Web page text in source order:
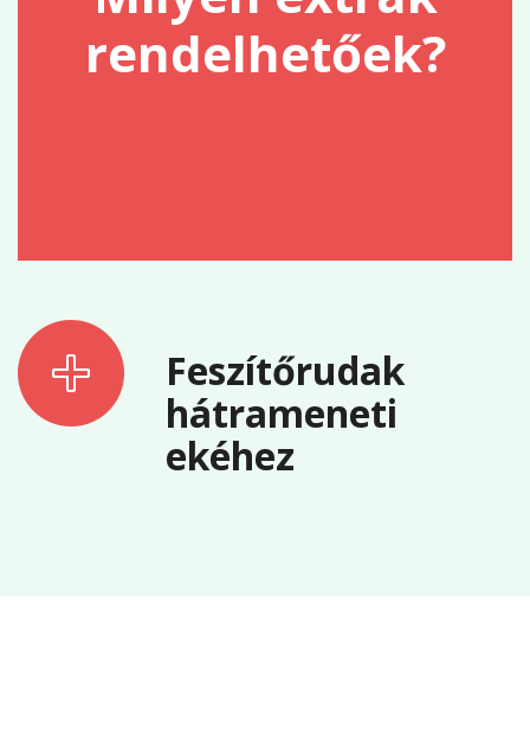
rendelhetőek?
Feszítőrudak
hátrameneti
ekéhez